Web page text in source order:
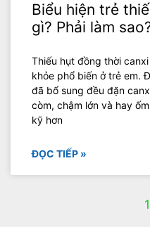
Biểu hiện trẻ
gì? Phải làm
Thiếu hụt đồng thời
khỏe phổ biến ở trẻ em.
đã bổ sung đều đặn
còm, chậm lớn và hay
kỹ hơn
ĐỌC TIẾP »
1